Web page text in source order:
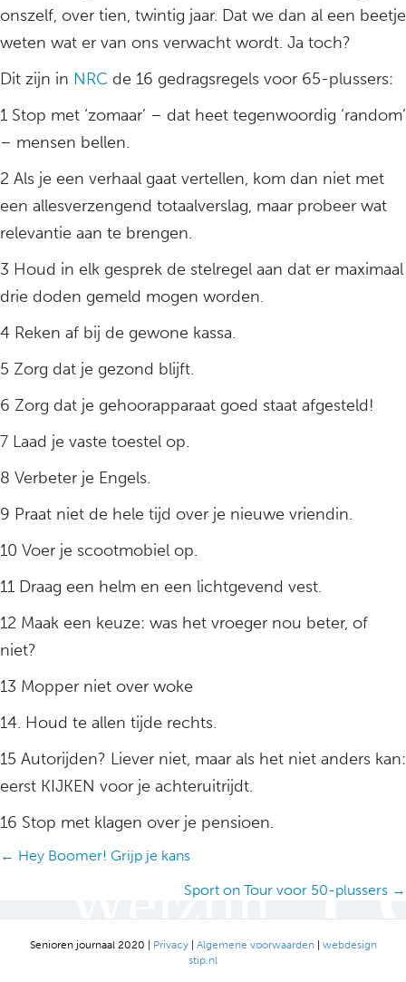
onszelf, over tien, twintig jaar. Dat we dan al een beetje
weten wat er van ons verwacht wordt. Ja toch?
Dit zijn in NRC de 16 gedragsregels voor 65-plussers:
1 Stop met ‘zomaar’ – dat heet tegenwoordig ‘random’
– mensen bellen.
2 Als je een verhaal gaat vertellen, kom dan niet met
een allesverzengend totaalverslag, maar probeer wat
relevantie aan te brengen.
3 Houd in elk gesprek de stelregel aan dat er maximaal
drie doden gemeld mogen worden.
4 Reken af bij de gewone kassa.
5 Zorg dat je gezond blijft.
6 Zorg dat je gehoorapparaat goed staat afgesteld!
7 Laad je vaste toestel op.
8 Verbeter je Engels.
9 Praat niet de hele tijd over je nieuwe vriendin.
10 Voer je scootmobiel op.
11 Draag een helm en een lichtgevend vest.
12 Maak een keuze: was het vroeger nou beter, of
niet?
13 Mopper niet over woke
14. Houd te allen tijde rechts.
15 Autorijden? Liever niet, maar als het niet anders kan:
eerst KIJKEN voor je achteruitrijdt.
16 Stop met klagen over je pensioen.
Posts
← Hey Boomer! Grijp je kans
Sport on Tour voor 50-plussers →
Senioren journaal 2020 | Privacy| Algemene voorwaarden| webdesign
stip.nl